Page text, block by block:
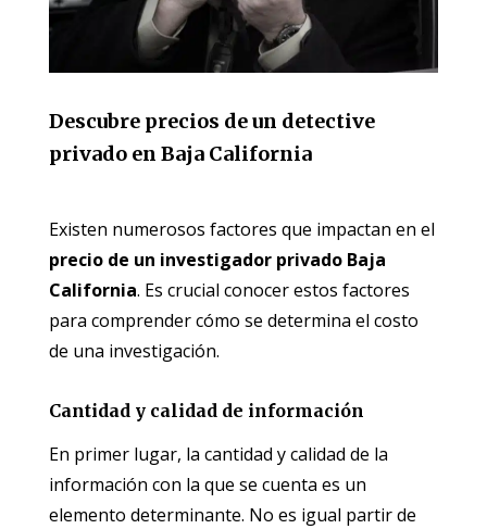
Descubre precios de un detective
privado en Baja California
Existen numerosos factores que impactan en el
precio de un investigador privado Baja
California. Es crucial conocer estos factores
para comprender cómo se determina el costo
de una investigación.
Cantidad y calidad de información
En primer lugar, la cantidad y calidad de la
información con la que se cuenta es un
elemento determinante. No es igual partir de